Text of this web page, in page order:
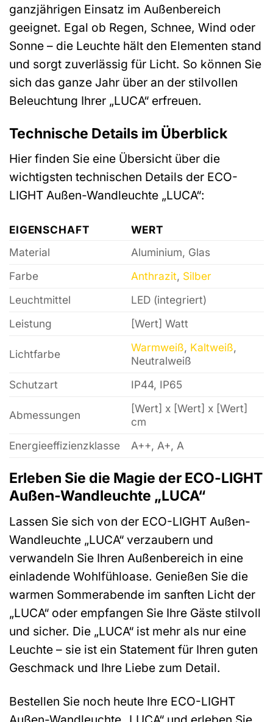
ganzjährigen Einsatz im Außenbereich
geeignet. Egal ob Regen, Schnee, Wind oder
Sonne – die Leuchte hält den Elementen stand
und sorgt zuverlässig für Licht. So können Sie
sich das ganze Jahr über an der stilvollen
Beleuchtung Ihrer „LUCA“ erfreuen.
Technische Details im Überblick
Hier finden Sie eine Übersicht über die
wichtigsten technischen Details der ECO-
LIGHT Außen-Wandleuchte „LUCA“:
EIGENSCHAFT
WERT
Material
Aluminium, Glas
Farbe
Anthrazit, Silber
Leuchtmittel
LED (integriert)
Leistung
[Wert] Watt
Lichtfarbe
Warmweiß, Kaltweiß,
Neutralweiß
Schutzart
IP44, IP65
Abmessungen
[Wert] x [Wert] x [Wert]
cm
Energieeffizienzklasse
A++, A+, A
Erleben Sie die Magie der ECO-LIGHT
Außen-Wandleuchte „LUCA“
Lassen Sie sich von der ECO-LIGHT Außen-
Wandleuchte „LUCA“ verzaubern und
verwandeln Sie Ihren Außenbereich in eine
einladende Wohlfühloase. Genießen Sie die
warmen Sommerabende im sanften Licht der
„LUCA“ oder empfangen Sie Ihre Gäste stilvoll
und sicher. Die „LUCA“ ist mehr als nur eine
Leuchte – sie ist ein Statement für Ihren guten
Geschmack und Ihre Liebe zum Detail.
Bestellen Sie noch heute Ihre ECO-LIGHT